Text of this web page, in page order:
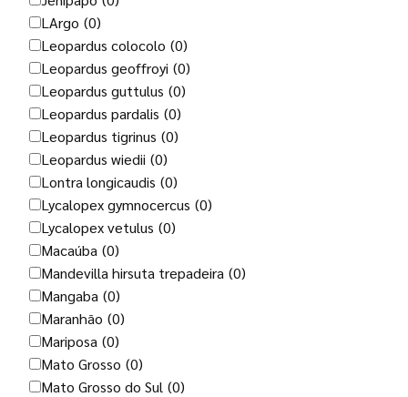
LArgo (0)
Leopardus colocolo (0)
Leopardus geoffroyi (0)
Leopardus guttulus (0)
Leopardus pardalis (0)
Leopardus tigrinus (0)
Leopardus wiedii (0)
Lontra longicaudis (0)
Lycalopex gymnocercus (0)
Lycalopex vetulus (0)
Macaúba (0)
Mandevilla hirsuta trepadeira (0)
Mangaba (0)
Maranhão (0)
Mariposa (0)
Mato Grosso (0)
Mato Grosso do Sul (0)